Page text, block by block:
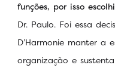
funções, por isso
Dr. Paulo. Foi essa
D’Harmonie manter a
organização e